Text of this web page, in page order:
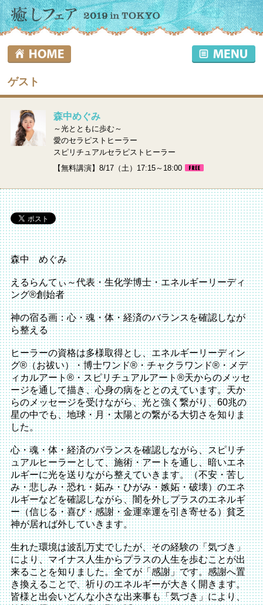
ゲスト
森中めぐみ
～光とともに歩む～
愛のセラピストヒーラー
スピリチュアルセラピストヒーラー
【無料講演】8/17（土）17:15～18:00
森中 めぐみ
えるらんてぃ～代表・生化学博士・エネルギーリーディ
ング®創始者
神の宿る画：心・魂・体・経済のバランスを確認しなが
ら整える
ヒーラーの資格は多様取得とし、エネルギーリーディン
グ®（お祓い）・博士ワンド®・チャクラワンド®・メデ
ィカルアート®・スピリチュアルアート®天からのメッセ
ージを通して描き、心身の病をととのえています。天か
らのメッセージを受けながら、光と強く繋がり、60兆の
星の中でも、地球・月・太陽との繋がる大切さを知りま
した。
心・魂・体・経済のバランスを確認しながら、スピリチ
ュアルヒーラーとして、施術・アートを通し、暗いエネ
ルギーに光を送りながら整えていきます。（不安・苦し
み・悲しみ・恐れ・妬み・ひがみ・嫉妬・破壊）のエネ
ルギーなどを確認しながら、闇を外しプラスのエネルギ
ー（信じる・喜び・感謝・金運幸運を引き寄せる）貧乏
神が居れば外していきます。
生れた環境は波乱万丈でしたが、その経験の「気づき」
により、マイナス人生からプラスの人生を歩むことが出
来ることを知りました。全てが「感謝」です。感謝へ置
き換えることで、祈りのエネルギーが大きく開きます。
皆様と出会いどんな小さな出来事も「気づき」により、